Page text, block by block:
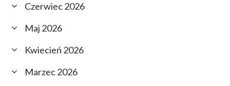
Czerwiec 2026
Maj 2026
Kwiecień 2026
Marzec 2026